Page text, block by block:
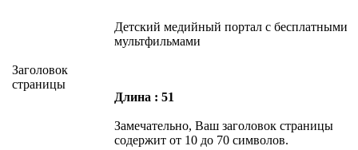
Заголовок
страницы
Детский медийный портал с бесплатными
мультфильмами
Длина : 51
Замечательно, Ваш заголовок страницы
содержит от 10 до 70 символов.